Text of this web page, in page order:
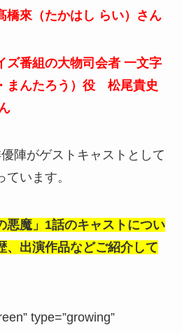
來（たかはし らい）さん
番組の大物司会者 一文字
まんたろう）役 松尾貴史
陣がゲストキャストとして
います。
悪魔」1話のキャストについ
、出演作品などご紹介して
type=”growing”